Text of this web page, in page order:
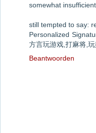
somewhat
still tempted to say:
Personalized
方言玩游戏,打麻将,
Beantwoorden